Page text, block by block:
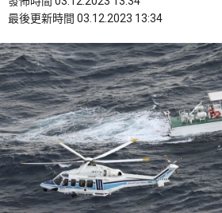
最後更新時間 03.12.2023 13:34